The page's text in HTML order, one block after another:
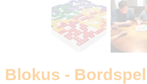
Blokus - Bordspel